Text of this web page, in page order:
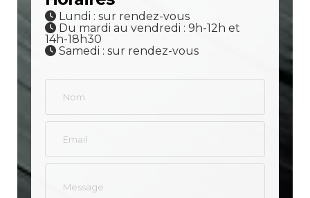
Lundi : sur rendez-vous
Du mardi au vendredi : 9h-12h et
14h-18h30
Samedi : sur rendez-vous